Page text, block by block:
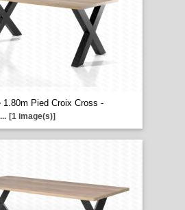
1.80m Pied Croix Cross -
... [1 image(s)]